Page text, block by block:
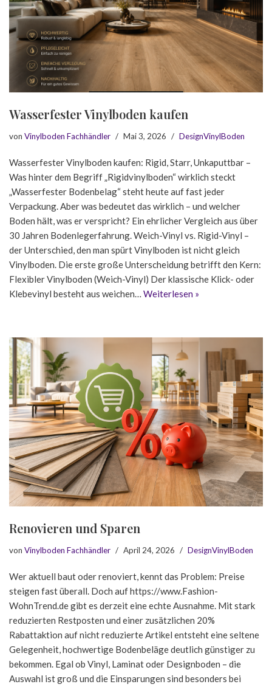
Wasserfester Vinylboden kaufen
von Vinylboden Fachhändler Mai 3, 2026 DesignVinylBoden
Wasserfester Vinylboden kaufen: Rigid, Starr, Unkaputtbar –
Was hinter dem Begriff „Rigidvinylboden“ wirklich steckt
„Wasserfester Bodenbelag“ steht heute auf fast jeder
Verpackung. Aber was bedeutet das wirklich – und welcher
Boden hält, was er verspricht? Ein ehrlicher Vergleich aus über
30 Jahren Bodenlegerfahrung. Weich-Vinyl vs. Rigid-Vinyl –
der Unterschied, den man spürt Vinylboden ist nicht gleich
Vinylboden. Die erste große Unterscheidung betrifft den Kern:
Flexibler Vinylboden (Weich-Vinyl) Der klassische Klick- oder
Klebevinyl besteht aus weichen… Weiterlesen »
Renovieren und Sparen
von Vinylboden Fachhändler April 24, 2026 DesignVinylBoden
Wer aktuell baut oder renoviert, kennt das Problem: Preise
steigen fast überall. Doch auf https://www.Fashion-
WohnTrend.de gibt es derzeit eine echte Ausnahme. Mit stark
reduzierten Restposten und einer zusätzlichen 20%
Rabattaktion auf nicht reduzierte Artikel entsteht eine seltene
Gelegenheit, hochwertige Bodenbeläge deutlich günstiger zu
bekommen. Egal ob Vinyl, Laminat oder Designboden – die
Auswahl ist groß und die Einsparungen sind besonders bei